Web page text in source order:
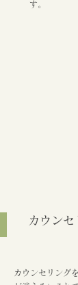
す。
カウン
カウンセリング